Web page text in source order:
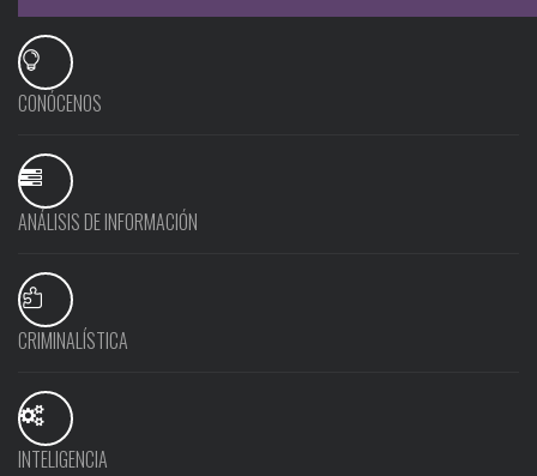
CONÓCENOS
ANÁLISIS DE INFORMACIÓN
CRIMINALÍSTICA
INTELIGENCIA